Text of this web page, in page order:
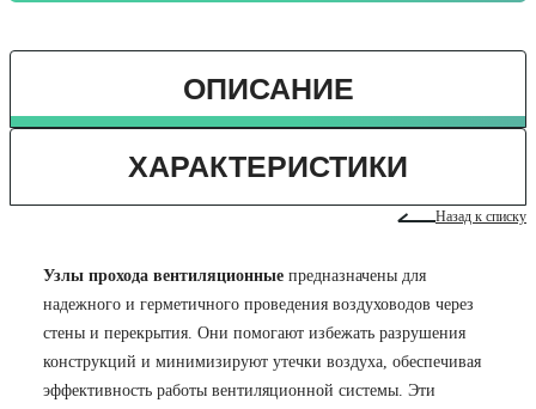
ОПИСАНИЕ
ХАРАКТЕРИСТИКИ
Назад к списку
Узлы прохода вентиляционные предназначены для
надежного и герметичного проведения воздуховодов через
стены и перекрытия. Они помогают избежать разрушения
конструкций и минимизируют утечки воздуха, обеспечивая
эффективность работы вентиляционной системы. Эти